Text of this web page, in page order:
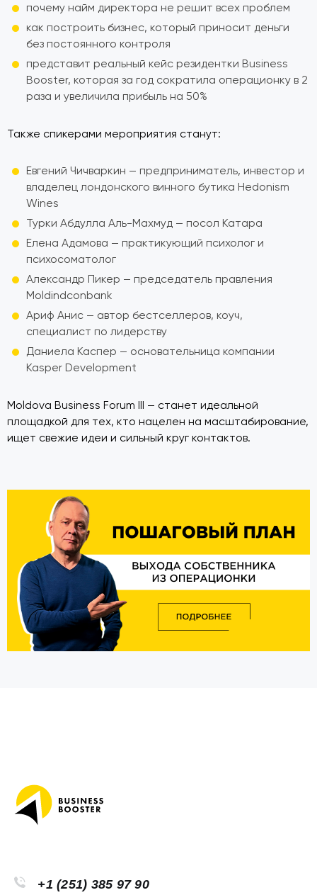
почему найм директора не решит всех проблем
как построить бизнес, который приносит деньги
без постоянного контроля
представит реальный кейс резидентки Business
Booster, которая за год сократила операционку в 2
раза и увеличила прибыль на 50%
Также спикерами мероприятия станут:
Евгений Чичваркин — предприниматель, инвестор и
владелец лондонского винного бутика Hedonism
Wines
Турки Абдулла Аль-Махмуд — посол Катара
Елена Адамова — практикующий психолог и
психосоматолог
Александр Пикер — председатель правления
Moldindconbank
Ариф Анис — автор бестселлеров, коуч,
специалист по лидерству
Даниела Каспер — основательница компании
Kasper Development
Moldova Business Forum III — станет идеальной
площадкой для тех, кто нацелен на масштабирование,
ищет свежие идеи и сильный круг контактов.
+1 (251) 385 97 90